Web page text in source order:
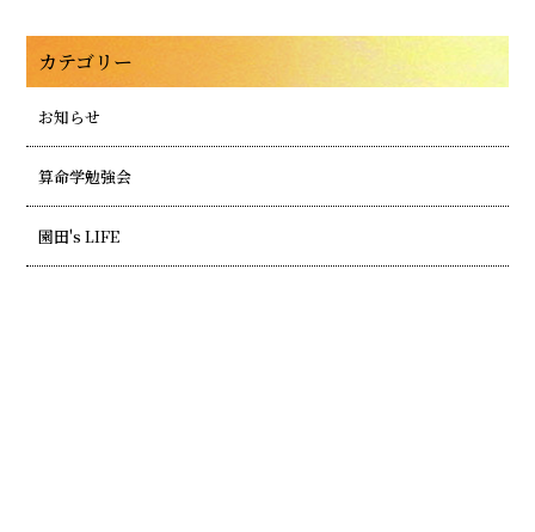
カテゴリー
お知らせ
算命学勉強会
園田's LIFE